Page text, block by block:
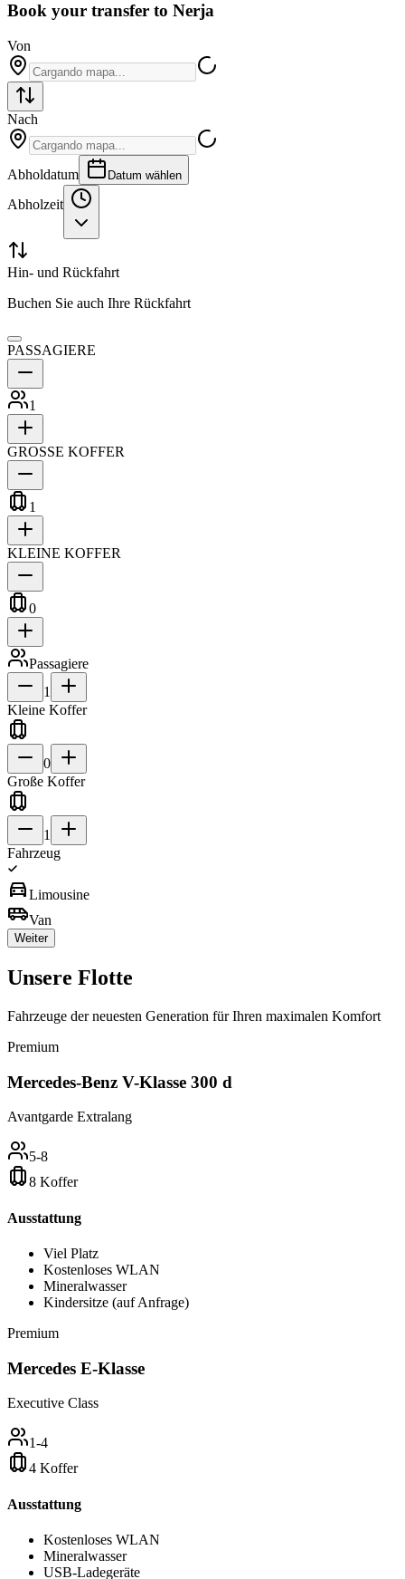
Book your transfer to Nerja
Von
Nach
Abholdatum Datum wählen
Abholzeit
Hin- und Rückfahrt
Buchen Sie auch Ihre Rückfahrt
PASSAGIERE
1
GROSSE KOFFER
1
KLEINE KOFFER
0
Passagiere
1
Kleine Koffer
0
Große Koffer
1
Fahrzeug
directions_carLimousine
airport_shuttleVan
Weiter
Unsere Flotte
Fahrzeuge der neuesten Generation für Ihren maximalen Komfort
Premium
Mercedes-Benz V-Klasse 300 d
Avantgarde Extralang
5-8
8 Koffer
Ausstattung
Viel Platz
Kostenloses WLAN
Mineralwasser
Kindersitze (auf Anfrage)
Premium
Mercedes E-Klasse
Executive Class
1-4
4 Koffer
Ausstattung
Kostenloses WLAN
Mineralwasser
USB-Ladegeräte